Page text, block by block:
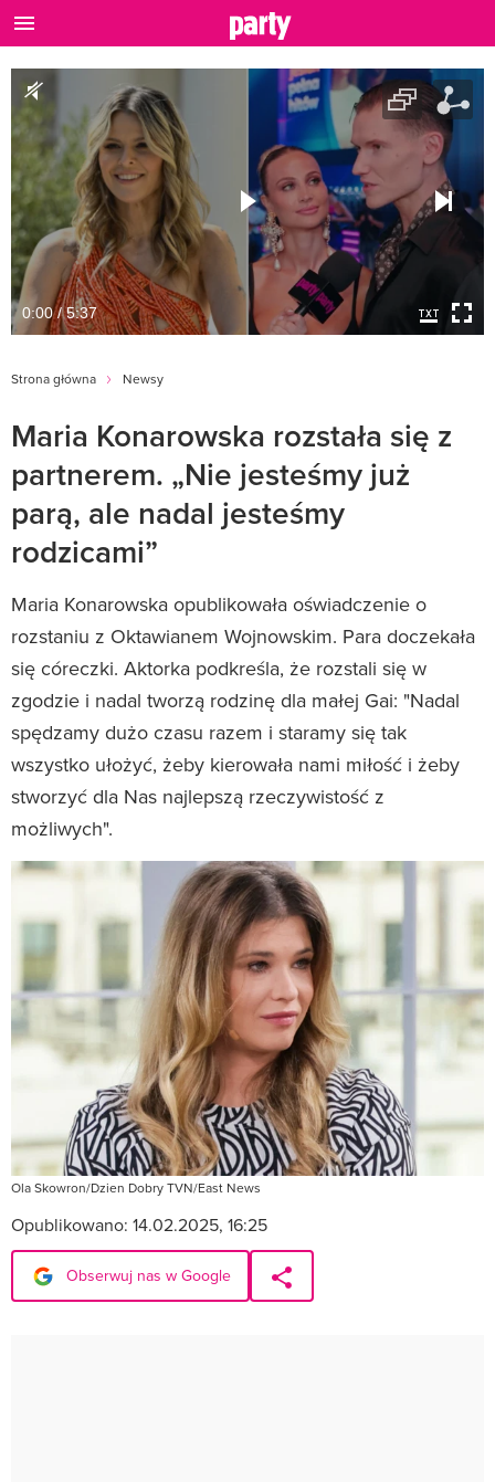
0:00 / 5:37
Strona główna Newsy
Maria Konarowska rozstała się z
partnerem. „Nie jesteśmy już
parą, ale nadal jesteśmy
rodzicami”
Maria Konarowska opublikowała oświadczenie o
rozstaniu z Oktawianem Wojnowskim. Para doczekała
się córeczki. Aktorka podkreśla, że rozstali się w
zgodzie i nadal tworzą rodzinę dla małej Gai: "Nadal
spędzamy dużo czasu razem i staramy się tak
wszystko ułożyć, żeby kierowała nami miłość i żeby
stworzyć dla Nas najlepszą rzeczywistość z
możliwych".
Ola Skowron/Dzien Dobry TVN/East News
Opublikowano: 14.02.2025, 16:25
Obserwuj nas w Google